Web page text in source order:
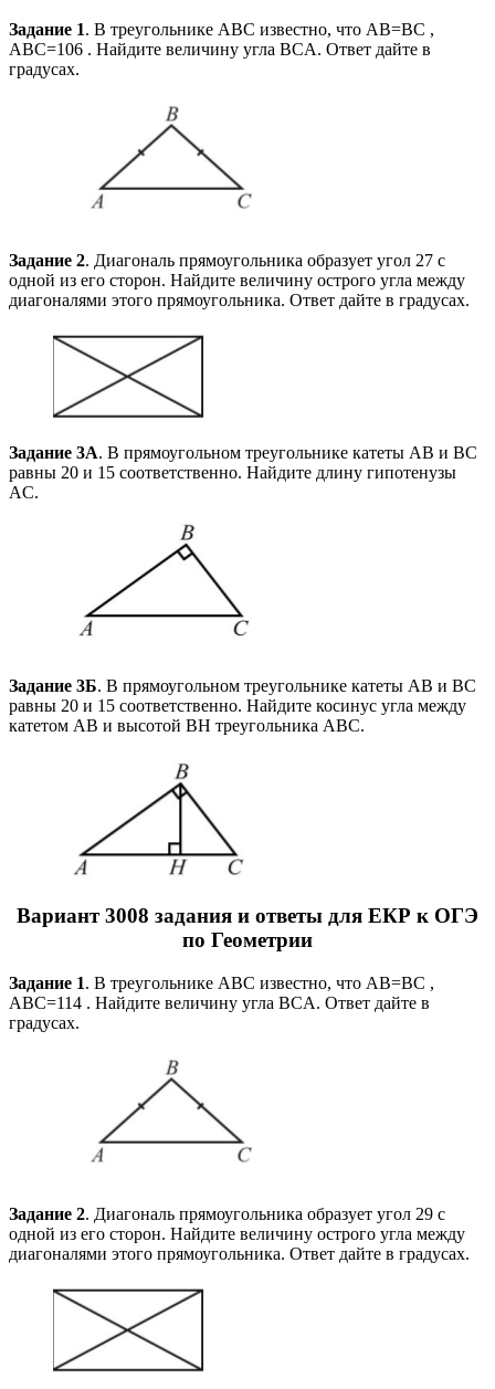
Задание 1. В треугольнике ABC известно, что AB=BC ,
ABC=106 . Найдите величину угла BCA. Ответ дайте в
градусах.
Задание 2. Диагональ прямоугольника образует угол 27 с
одной из его сторон. Найдите величину острого угла между
диагоналями этого прямоугольника. Ответ дайте в градусах.
Задание 3А. В прямоугольном треугольнике катеты AB и BC
равны 20 и 15 соответственно. Найдите длину гипотенузы
AC.
Задание 3Б. В прямоугольном треугольнике катеты AB и BC
равны 20 и 15 соответственно. Найдите косинус угла между
катетом AB и высотой BH треугольника ABC.
Вариант3008 задания и ответы для ЕКР к ОГЭ
по Геометрии
Задание 1. В треугольнике ABC известно, что AB=BC ,
ABC=114 . Найдите величину угла BCA. Ответ дайте в
градусах.
Задание 2. Диагональ прямоугольника образует угол 29 с
одной из его сторон. Найдите величину острого угла между
диагоналями этого прямоугольника. Ответ дайте в градусах.